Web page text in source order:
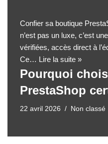
Confier sa boutique
n’est pas un luxe, c’est
vérifiées, accès direct à
Ce… Lire la suite »
Pourquoi
PrestaShop
22 avril 2026 Non classé